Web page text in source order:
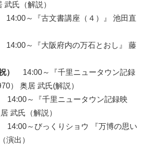
氏（解説）
14:00～『古文書講座（４）』 池田直
14:00～『大阪府内の万石とおし』 藤
）
14:00～『千里ニュータウン記録
） 奥居 武氏(解説）
14:00～『千里ニュータウン記録映
武氏（解説）
14:00～びっくりショウ 『万博の思い
演出）